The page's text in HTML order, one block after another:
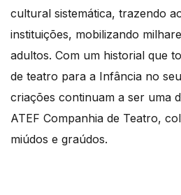
cultural sistemática, trazendo
instituições, mobilizando
adultos. Com um historial que
de teatro para a Infância no
criações continuam a ser uma
ATEF Companhia de Teatro,
miúdos e graúdos.